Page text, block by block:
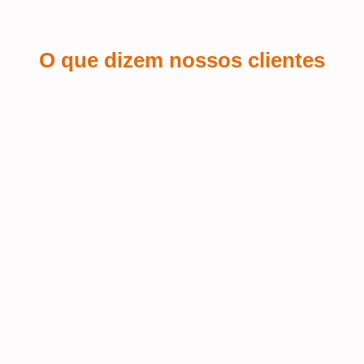
O que dizem nossos clientes